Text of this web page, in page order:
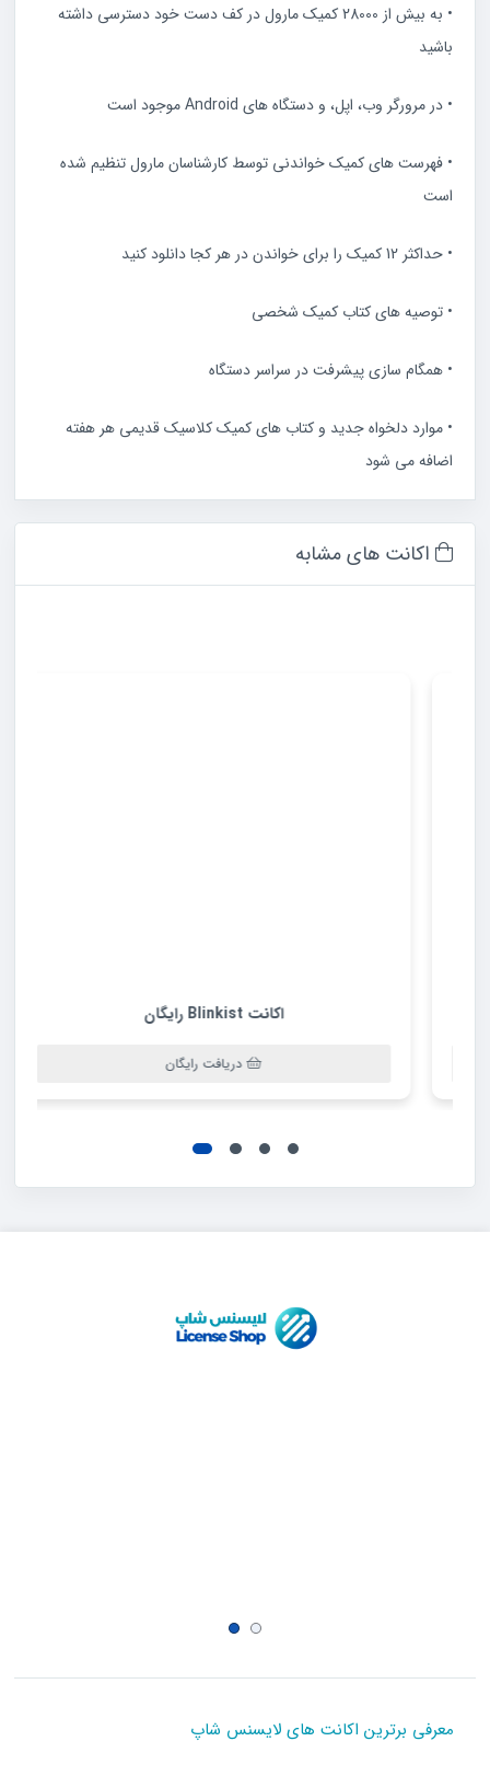
• به بیش از 28000 کمیک مارول در کف دست خود دسترسی داشته
باشید
• در مرورگر وب، اپل، و دستگاه های Android موجود است
• فهرست های کمیک خواندنی توسط کارشناسان مارول تنظیم شده
است
• حداکثر 12 کمیک را برای خواندن در هر کجا دانلود کنید
• توصیه های کتاب کمیک شخصی
• همگام سازی پیشرفت در سراسر دستگاه
• موارد دلخواه جدید و کتاب های کمیک کلاسیک قدیمی هر هفته
اضافه می شود
اکانت های مشابه
اکانت Blinkist رایگان
دریافت رایگان
معرفی برترین اکانت های لایسنس شاپ